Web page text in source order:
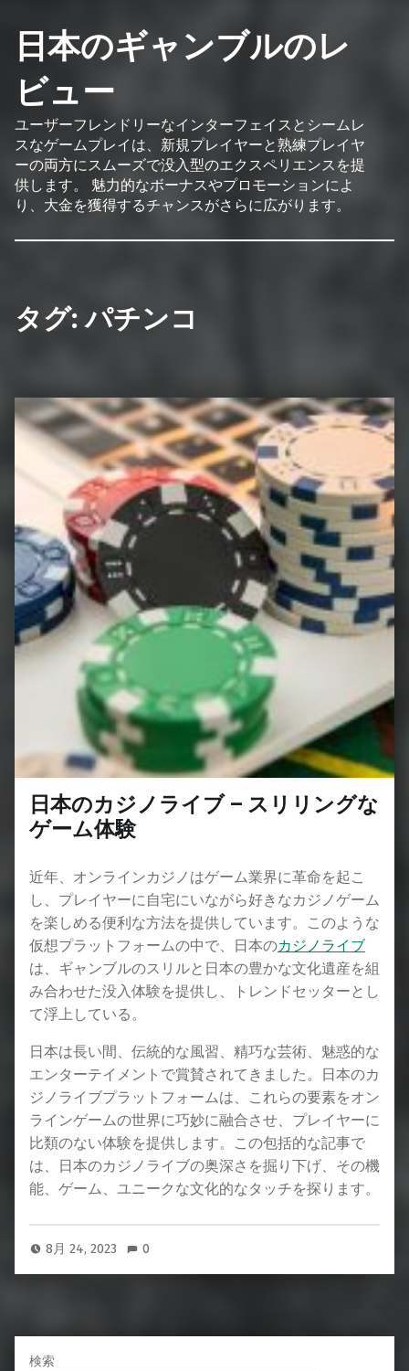
日本のギャンブルのレ
ビュー
ユーザーフレンドリーなインターフェイスとシームレ
スなゲームプレイは、新規プレイヤーと熟練プレイヤ
ーの両方にスムーズで没入型のエクスペリエンスを提
供します。 魅力的なボーナスやプロモーションによ
り、大金を獲得するチャンスがさらに広がります。
タグ:パチンコ
日本のカジノライブ – スリリングな
ゲーム体験
近年、オンラインカジノはゲーム業界に革命を起こ
し、プレイヤーに自宅にいながら好きなカジノゲーム
を楽しめる便利な方法を提供しています。このような
仮想プラットフォームの中で、日本のカジノライブ
は、ギャンブルのスリルと日本の豊かな文化遺産を組
み合わせた没入体験を提供し、トレンドセッターとし
て浮上している。
日本は長い間、伝統的な風習、精巧な芸術、魅惑的な
エンターテイメントで賞賛されてきました。日本のカ
ジノライブプラットフォームは、これらの要素をオン
ラインゲームの世界に巧妙に融合させ、プレイヤーに
比類のない体験を提供します。この包括的な記事で
は、日本のカジノライブの奥深さを掘り下げ、その機
能、ゲーム、ユニークな文化的なタッチを探ります。
8月 24, 2023 0
検索